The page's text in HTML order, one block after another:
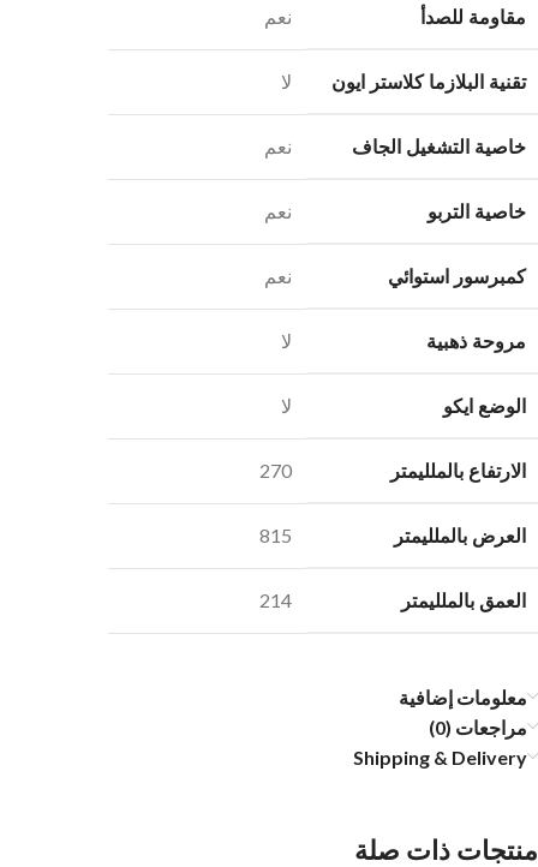
مقاومة للصدأ نعم
تقنية البلازما كلاستر ايون لا
خاصية التشغيل الجاف نعم
خاصية التربو نعم
كمبرسور استوائي نعم
مروحة ذهبية لا
الوضع ايكو لا
الارتفاع بالملليمتر 270
العرض بالملليمتر 815
العمق بالملليمتر 214
معلومات إضافية
مراجعات (0)
Shipping & Delivery
منتجات ذات صلة